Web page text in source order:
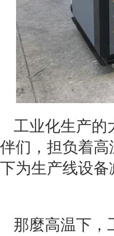
工业化生产的
伴们，担负着
下为生产线设
那麼高温下，